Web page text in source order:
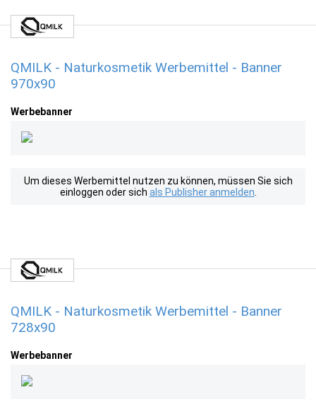
QMILK - Naturkosmetik Werbemittel - Banner
970x90
Werbebanner
Um dieses Werbemittel nutzen zu können, müssen Sie sich
einloggen oder sich als Publisher anmelden
QMILK - Naturkosmetik Werbemittel - Banner
728x90
Werbebanner